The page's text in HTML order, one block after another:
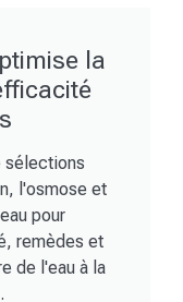
la
sélections
l'osmose et
pour
remèdes et
de l'eau à la